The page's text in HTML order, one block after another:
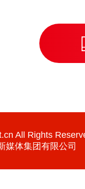
All Rights
媒体集团有限公司